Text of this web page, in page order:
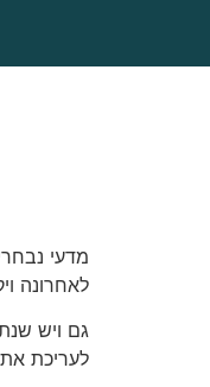
מדעי
לאחרונה
גם ויש
לעריכת